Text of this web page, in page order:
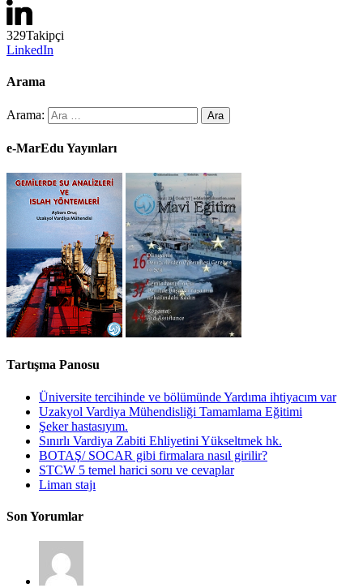
329Takipçi
LinkedIn
Arama
Arama:
e-MarEdu Yayınları
Tartışma Panosu
Üniversite tercihinde ve bölümünde Yardıma ihtiyacım var
Uzakyol Vardiya Mühendisliği Tamamlama Eğitimi
Şeker hastasıyım.
Sınırlı Vardiya Zabiti Ehliyetini Yükseltmek hk.
BOTAŞ/ SOCAR gibi firmalara nasıl girilir?
STCW 5 temel harici soru ve cevaplar
Liman stajı
Son Yorumlar